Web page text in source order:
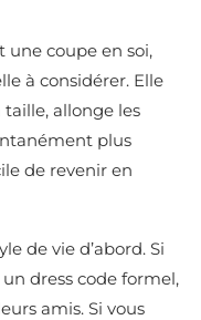
une coupe en soi,
à considérer. Elle
allonge les
plus
de revenir en
de vie d’abord. Si
dress code formel,
amis. Si vous